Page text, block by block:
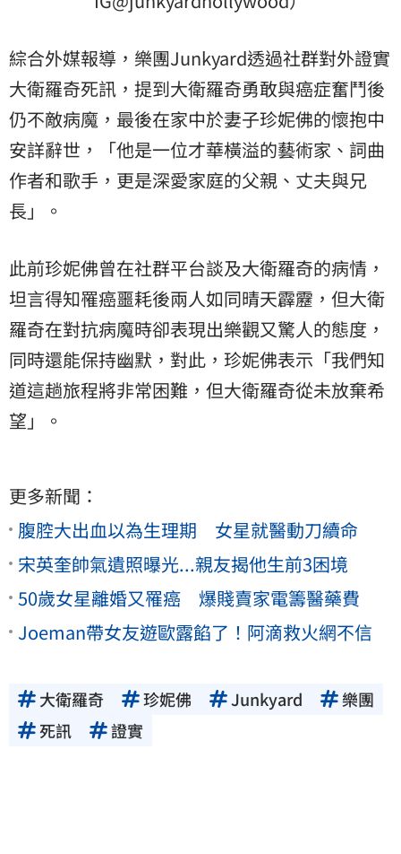
綜合外媒報導，樂團Junkyard透過社群對外證實
大衛羅奇死訊，提到大衛羅奇勇敢與癌症奮鬥後
仍不敵病魔，最後在家中於妻子珍妮佛的懷抱中
安詳辭世，「他是一位才華橫溢的藝術家、詞曲
作者和歌手，更是深愛家庭的父親、丈夫與兄
長」。
此前珍妮佛曾在社群平台談及大衛羅奇的病情，
坦言得知罹癌噩耗後兩人如同晴天霹靂，但大衛
羅奇在對抗病魔時卻表現出樂觀又驚人的態度，
同時還能保持幽默，對此，珍妮佛表示「我們知
道這趟旅程將非常困難，但大衛羅奇從未放棄希
望」。
更多新聞：
腹腔大出血以為生理期 女星就醫動刀續命
宋英奎帥氣遺照曝光...親友揭他生前3困境
50歲女星離婚又罹癌 爆賤賣家電籌醫藥費
Joeman帶女友遊歐露餡了！阿滴救火網不信
大衛羅奇 珍妮佛 Junkyard
樂團
死訊
證實